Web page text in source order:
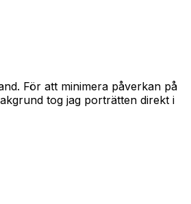
För att minimera påverkan på
tog jag porträtten direkt i